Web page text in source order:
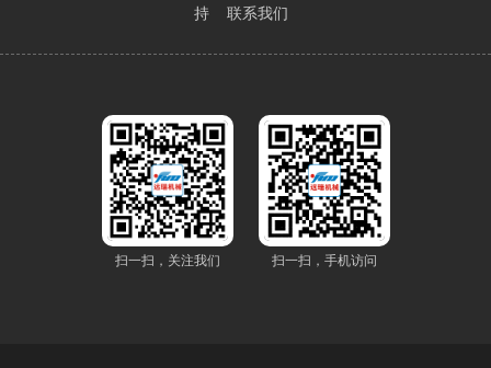
持
联系我们
扫一扫，关注我们 扫一扫，手机访问